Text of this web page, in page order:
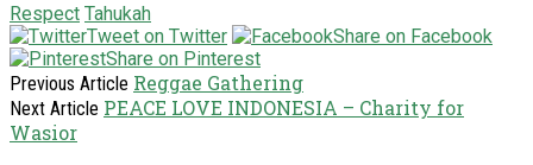
Respect Tahukah
Tweet on Twitter
Share on Facebook
Share on Pinterest
Previous Article Reggae Gathering
Next Article PEACE LOVE INDONESIA – Charity for
Wasior